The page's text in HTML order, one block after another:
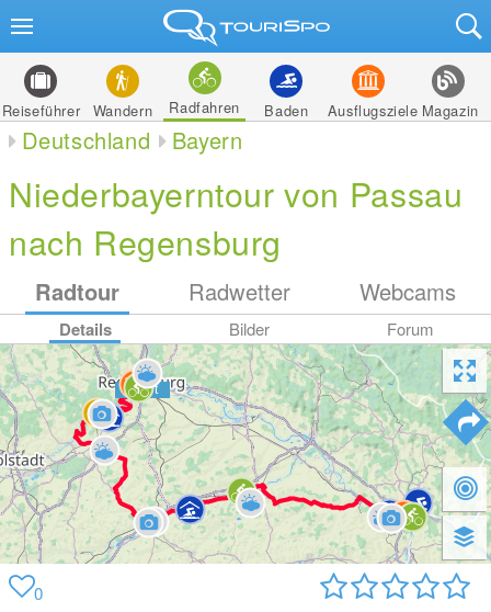
Reiseführer Wandern Radfahren Baden Ausflugsziele Magazin
Deutschland Bayern
Niederbayerntour von Passau
nach Regensburg
Radtour Radwetter Webcams
Details Bilder Forum
0